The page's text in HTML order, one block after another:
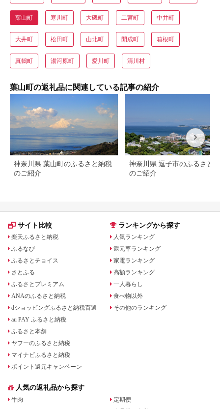
葉山町 寒川町 大磯町 二宮町 中井町
大井町 松田町 山北町 開成町 箱根町
真鶴町 湯河原町 愛川町 清川村
葉山町の返礼品に関連している記事の紹介
神奈川県 葉山町のふるさと納税
のご紹介
神奈川県 逗子市のふるさと
のご紹介
サイト比較
楽天ふるさと納税
ふるなび
ふるさとチョイス
さとふる
ふるさとプレミアム
ANAのふるさと納税
dショッピングふるさと納税百選
au PAY ふるさと納税
ふるさと本舗
ヤフーのふるさと納税
マイナビふるさと納税
ポイント還元キャンペーン
ランキングから探す
人気ランキング
還元率ランキング
家電ランキング
高額ランキング
一人暮らし
食べ物以外
その他のランキング
人気の返礼品から探す
牛肉
定期便